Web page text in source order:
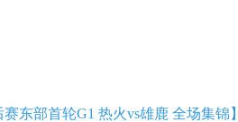
赛东部首轮G1 热火vs雄鹿 全场集锦】